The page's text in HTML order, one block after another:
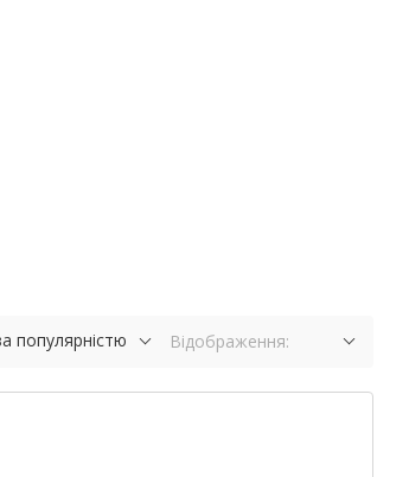
популярністю Відображення: